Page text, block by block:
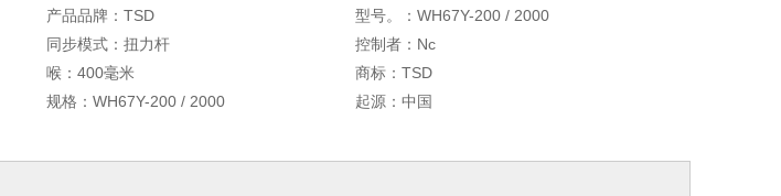
产品品牌： TSD 型号。： WH67Y-200 / 2000
同步模式： 扭力杆 控制者： Nc
喉： 400毫米 商标： TSD
规格： WH67Y-200 / 2000 起源： 中国